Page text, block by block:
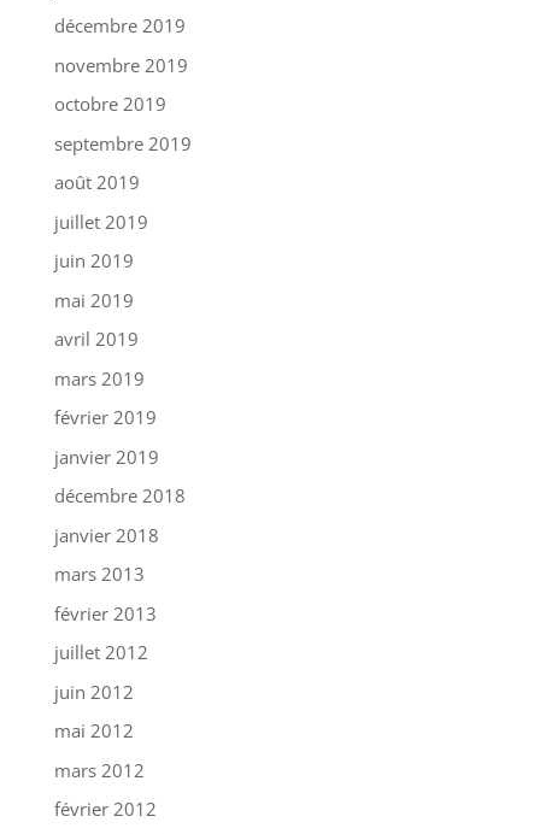
décembre 2019
novembre 2019
octobre 2019
septembre 2019
août 2019
juillet 2019
juin 2019
mai 2019
avril 2019
mars 2019
février 2019
janvier 2019
décembre 2018
janvier 2018
mars 2013
février 2013
juillet 2012
juin 2012
mai 2012
mars 2012
février 2012